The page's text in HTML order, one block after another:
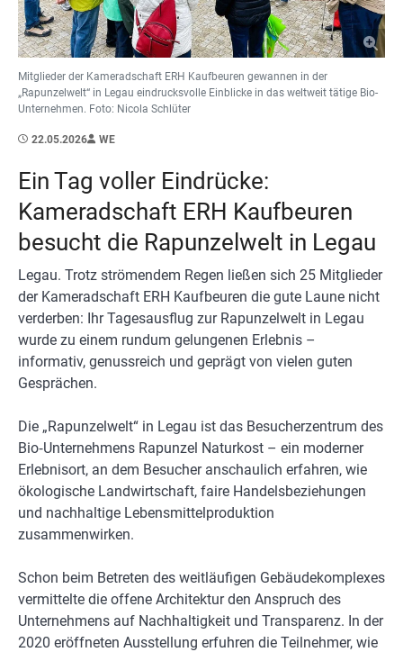
Mitglieder der Kameradschaft ERH Kaufbeuren gewannen in der
„Rapunzelwelt“ in Legau eindrucksvolle Einblicke in das weltweit tätige Bio-
Unternehmen. Foto: Nicola Schlüter
22.05.2026 WE
Ein Tag voller Eindrücke:
Kameradschaft ERH Kaufbeuren
besucht die Rapunzelwelt in Legau
Legau. Trotz strömendem Regen ließen sich 25 Mitglieder
der Kameradschaft ERH Kaufbeuren die gute Laune nicht
verderben: Ihr Tagesausflug zur Rapunzelwelt in Legau
wurde zu einem rundum gelungenen Erlebnis –
informativ, genussreich und geprägt von vielen guten
Gesprächen.
Die „Rapunzelwelt“ in Legau ist das Besucherzentrum des
Bio‑Unternehmens Rapunzel Naturkost – ein moderner
Erlebnisort, an dem Besucher anschaulich erfahren, wie
ökologische Landwirtschaft, faire Handelsbeziehungen
und nachhaltige Lebensmittelproduktion
zusammenwirken.
Schon beim Betreten des weitläufigen Gebäudekomplexes
vermittelte die offene Architektur den Anspruch des
Unternehmens auf Nachhaltigkeit und Transparenz. In der
2020 eröffneten Ausstellung erfuhren die Teilnehmer, wie